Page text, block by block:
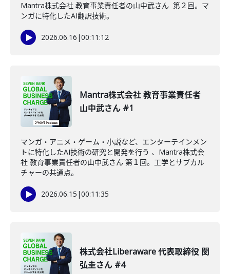
Mantra株式会社 教育事業責任者の山中武さん 第２回。マ
ンガに特化したAI翻訳技術。
2026.06.16 |00:11:12
Mantra株式会社 教育事業責任者
山中武さん #1
マンガ・アニメ・ゲーム・小説など、エンターテインメン
トに特化したAI技術の研究と開発を行う 、Mantra株式会
社 教育事業責任者の山中武さん 第１回。工学とサブカル
チャーの共通点。
2026.06.15 |00:11:35
株式会社Liberaware 代表取締役 閔
弘圭さん #4